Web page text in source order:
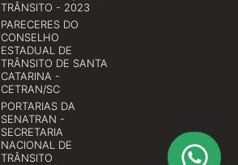
TRÂNSITO - 2023
PARECERES DO
CONSELHO
ESTADUAL DE
TRÂNSITO DE SANTA
CATARINA -
CETRAN/SC
PORTARIAS DA
SENATRAN -
SECRETARIA
NACIONAL DE
TRÂNSITO